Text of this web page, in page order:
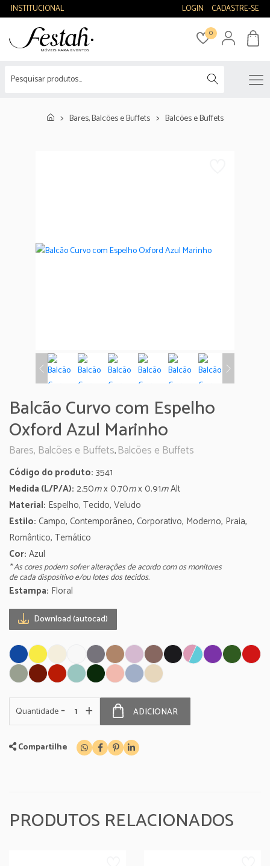
INSTITUCIONAL LOGIN CADASTRE-SE
0
Bares, Balcões e Buffets Balcões e Buffets
Balcão Curvo com Espelho
Oxford Azul Marinho
Bares, Balcões e Buffets, Balcões e Buffets
Código do produto: 3541
Medida (L/P/A): 2.50mx 0.70mx 0.91mAlt
Material: Espelho, Tecido, Veludo
Estilo: Campo, Contemporâneo, Corporativo, Moderno, Praia,
Romântico, Temático
Cor: Azul
* As cores podem sofrer alterações de acordo com os monitores
de cada dispositivo e/ou lotes dos tecidos.
Estampa: Floral
Download (autocad)
Quantidade- + ADICIONAR
Compartilhe
PRODUTOS RELACIONADOS